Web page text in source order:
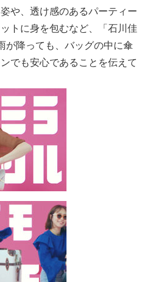
や、透け感のあるパーティー
トに身を包むなど、「石川佳
が降っても、バッグの中に傘
でも安心であることを伝えて